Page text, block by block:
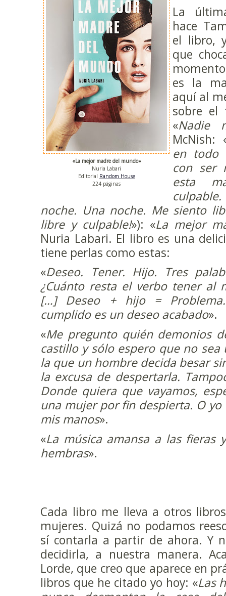
«La mejor madre del mundo»
Nuria Labari
Editorial Random House
224 páginas
La
hace
el libro,
que
es la
aquí al
sobre el
«Nadie
McNish:
en todo
con ser
esta
noche. Una noche. Me siento
libre y culpable!»): «La mejor
Nuria Labari. El libro es una
tiene perlas como estas:
«Deseo. Tener. Hijo. Tres
¿Cuánto resta el verbo tener al
[…] Deseo + hijo =
cumplido es un deseo acabado».
«Me pregunto quién demonios
castillo y sólo espero que no
la que un hombre decida besar
la excusa de despertarla.
Donde quiera que vayamos,
una mujer por fin despierta. O
mis manos».
«La música amansa a las fieras
hembras».
Cada libro me lleva a otros
mujeres. Quizá no podamos
sí contarla a partir de ahora. Y
decidirla, a nuestra manera.
Lorde, que creo que aparece en
libros que he citado yo hoy: «Las